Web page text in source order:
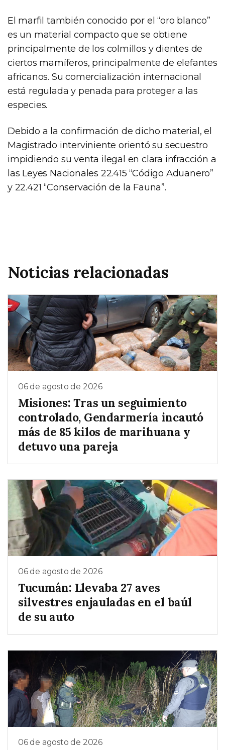
El marfil también conocido por el “oro blanco”
es un material compacto que se obtiene
principalmente de los colmillos y dientes de
ciertos mamíferos, principalmente de elefantes
africanos. Su comercialización internacional
está regulada y penada para proteger a las
especies.
Debido a la confirmación de dicho material, el
Magistrado interviniente orientó su secuestro
impidiendo su venta ilegal en clara infracción a
las Leyes Nacionales 22.415 “Código Aduanero”
y 22.421 “Conservación de la Fauna”.
Noticias relacionadas
06 de agosto de 2026
Misiones: Tras un seguimiento
controlado, Gendarmería incautó
más de 85 kilos de marihuana y
detuvo una pareja
06 de agosto de 2026
Tucumán: Llevaba 27 aves
silvestres enjauladas en el baúl
de su auto
06 de agosto de 2026